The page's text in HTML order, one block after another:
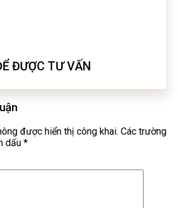
ĐƯỢC TƯ VẤN
được hiển thị công khai. Các trường
dấu *